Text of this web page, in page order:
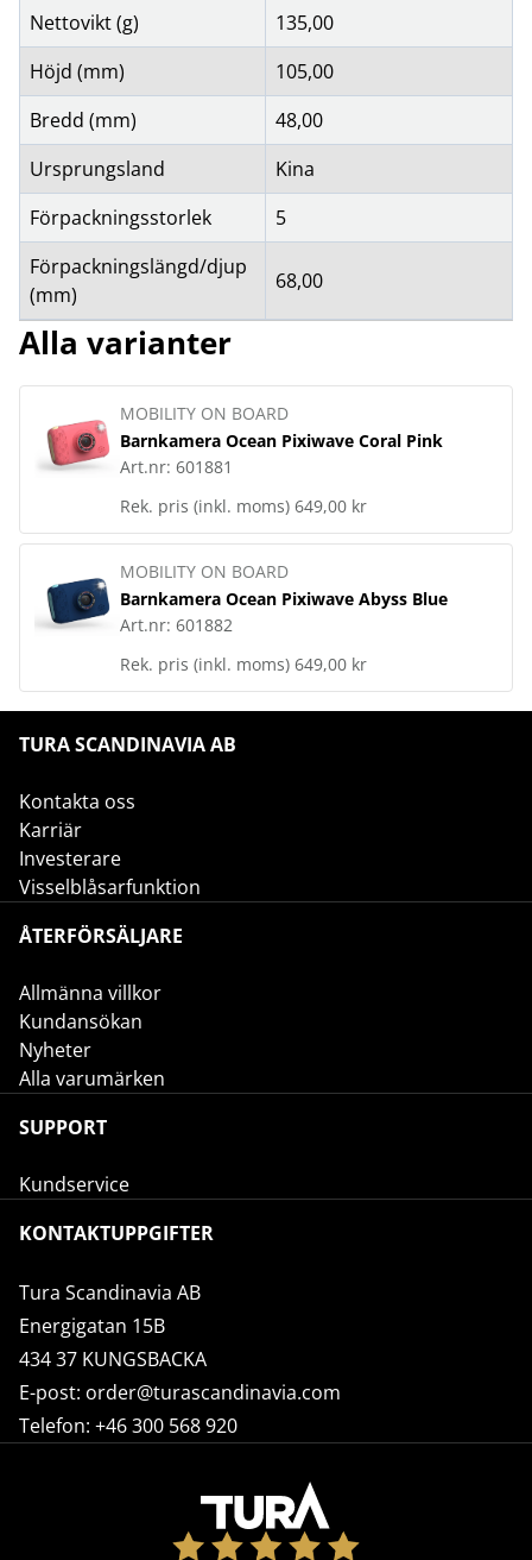
Nettovikt (g)
135,00
Höjd (mm)
105,00
Bredd (mm)
48,00
Ursprungsland
Kina
Förpackningsstorlek
5
Förpackningslängd/djup
(mm)
68,00
Alla varianter
MOBILITY ON BOARD
Barnkamera Ocean Pixiwave Coral Pink
Art.nr: 601881
Rek. pris (inkl. moms) 649,00 kr
MOBILITY ON BOARD
Barnkamera Ocean Pixiwave Abyss Blue
Art.nr: 601882
Rek. pris (inkl. moms) 649,00 kr
TURA SCANDINAVIA AB
Kontakta oss
Karriär
Investerare
Visselblåsarfunktion
ÅTERFÖRSÄLJARE
Allmänna villkor
Kundansökan
Nyheter
Alla varumärken
SUPPORT
Kundservice
KONTAKTUPPGIFTER
Tura Scandinavia AB
Energigatan 15B
434 37 KUNGSBACKA
E-post: order@turascandinavia.com
Telefon: +46 300 568 920